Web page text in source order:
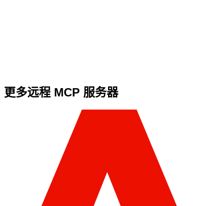
更多远程 MCP 服务器